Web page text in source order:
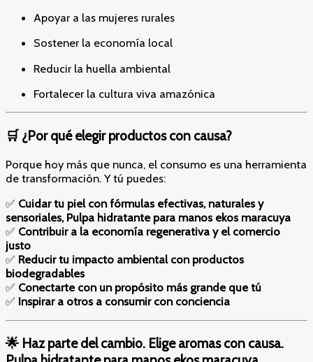
Apoyar a las mujeres rurales
Sostener la economía local
Reducir la huella ambiental
Fortalecer la cultura viva amazónica
🛒 ¿Por qué elegir productos con causa?
Porque hoy más que nunca, el consumo es una herramienta
de transformación. Y tú puedes:
✅ Cuidar tu piel con fórmulas efectivas, naturales y
sensoriales, Pulpa hidratante para manos ekos maracuya
✅ Contribuir a la economía regenerativa y el comercio
justo
✅ Reducir tu impacto ambiental con productos
biodegradables
✅ Conectarte con un propósito más grande que tú
✅ Inspirar a otros a consumir con conciencia
🌟 Haz parte del cambio. Elige aromas con causa.